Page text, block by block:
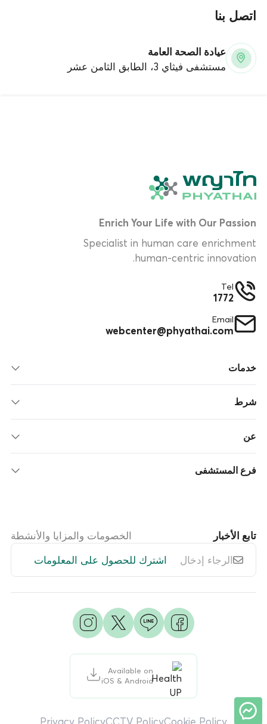
اتصل بنا
عيادة الصحة العامة
مستشفى فيثاي 3، الطابق الثامن عشر
Enrich Your Life with Our Passion
Specialist in human care enrichment
human-centric innovation.
Tel
1772
Email
webcenter@phyathai.com
خدمات
شرط
عن
فرع المستشفى
Available on
iOS & Android
تابع الأخبار
الخصومات والمزايا والأنشطة
اشترك للحصول على المعلومات
Cookie Policy
CCTV Policy
Privacy Policy